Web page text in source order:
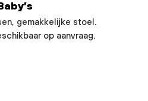
gemakkelijke stoel.
op aanvraag.